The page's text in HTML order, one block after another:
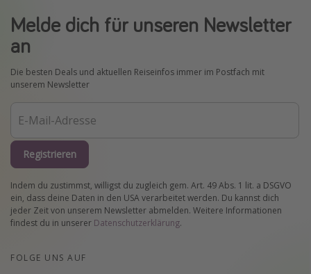
Melde dich für unseren Newsletter
an
Die besten Deals und aktuellen Reiseinfos immer im Postfach mit
unserem Newsletter
Registrieren
Indem du zustimmst, willigst du zugleich gem. Art. 49 Abs. 1 lit. a DSGVO
ein, dass deine Daten in den USA verarbeitet werden. Du kannst dich
jeder Zeit von unserem Newsletter abmelden. Weitere Informationen
findest du in unserer Datenschutzerklärung.
FOLGE UNS AUF